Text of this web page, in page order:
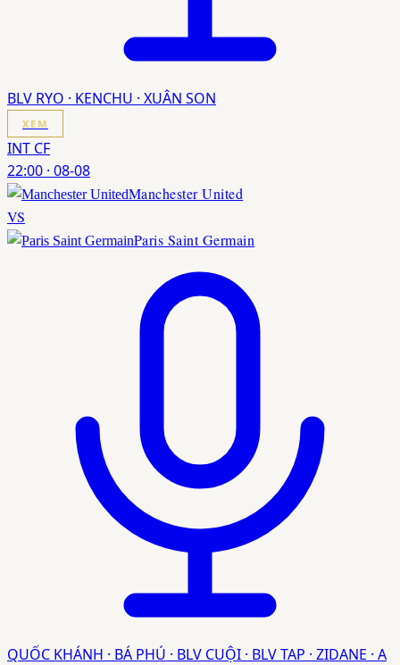
BLV RYO · KENCHU · XUÂN SON
XEM
INT CF
22:00 · 08-08
Manchester United
VS
Paris Saint Germain
QUỐC KHÁNH · BÁ PHÚ · BLV CUỘI · BLV TAP · ZIDANE · A